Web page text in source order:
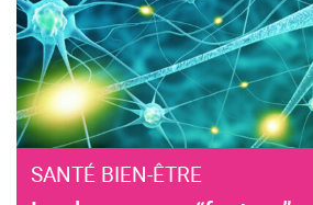
SANTÉ BIEN-ÊTRE